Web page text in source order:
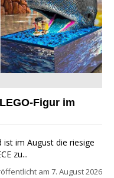
im LEGOLAND Water
Figur im
ist im August die riesige
zu...
am 7. August 2026